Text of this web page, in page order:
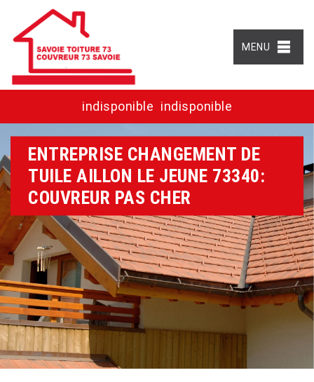
MENU
indisponible indisponible
ENTREPRISE CHANGEMENT DE
TUILE AILLON LE JEUNE 73340:
COUVREUR PAS CHER